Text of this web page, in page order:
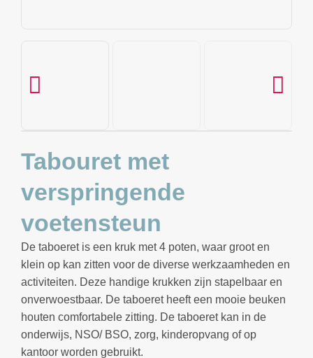
Tabouret met
verspringende
voetensteun
De taboeret is een kruk met 4 poten, waar groot en
klein op kan zitten voor de diverse werkzaamheden en
activiteiten. Deze handige krukken zijn stapelbaar en
onverwoestbaar. De taboeret heeft een mooie beuken
houten comfortabele zitting. De taboeret kan in de
onderwijs, NSO/ BSO, zorg, kinderopvang of op
kantoor worden gebruikt.